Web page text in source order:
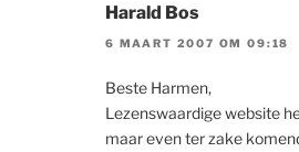
Harald Bos
6 MAART 2007 OM 09:18
Beste Harmen,
Lezenswaardige website
maar even ter zake